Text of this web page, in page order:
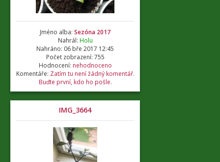
Jméno alba: Sezóna 2017
Nahrál: Holu
Nahráno: 06 bře 2017 12:45
Počet zobrazení: 755
Hodnocení: nehodnoceno
Komentáře: Zatím tu není žádný komentář.
Buďte první, kdo ho pošle.
IMG_3664